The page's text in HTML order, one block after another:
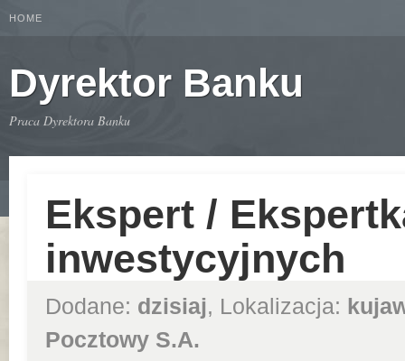
HOME
Dyrektor Banku
Praca Dyrektora Banku
Ekspert /
inwestycyjnych
Dodane: dzisiaj, Lokalizacja:
Pocztowy S.A.